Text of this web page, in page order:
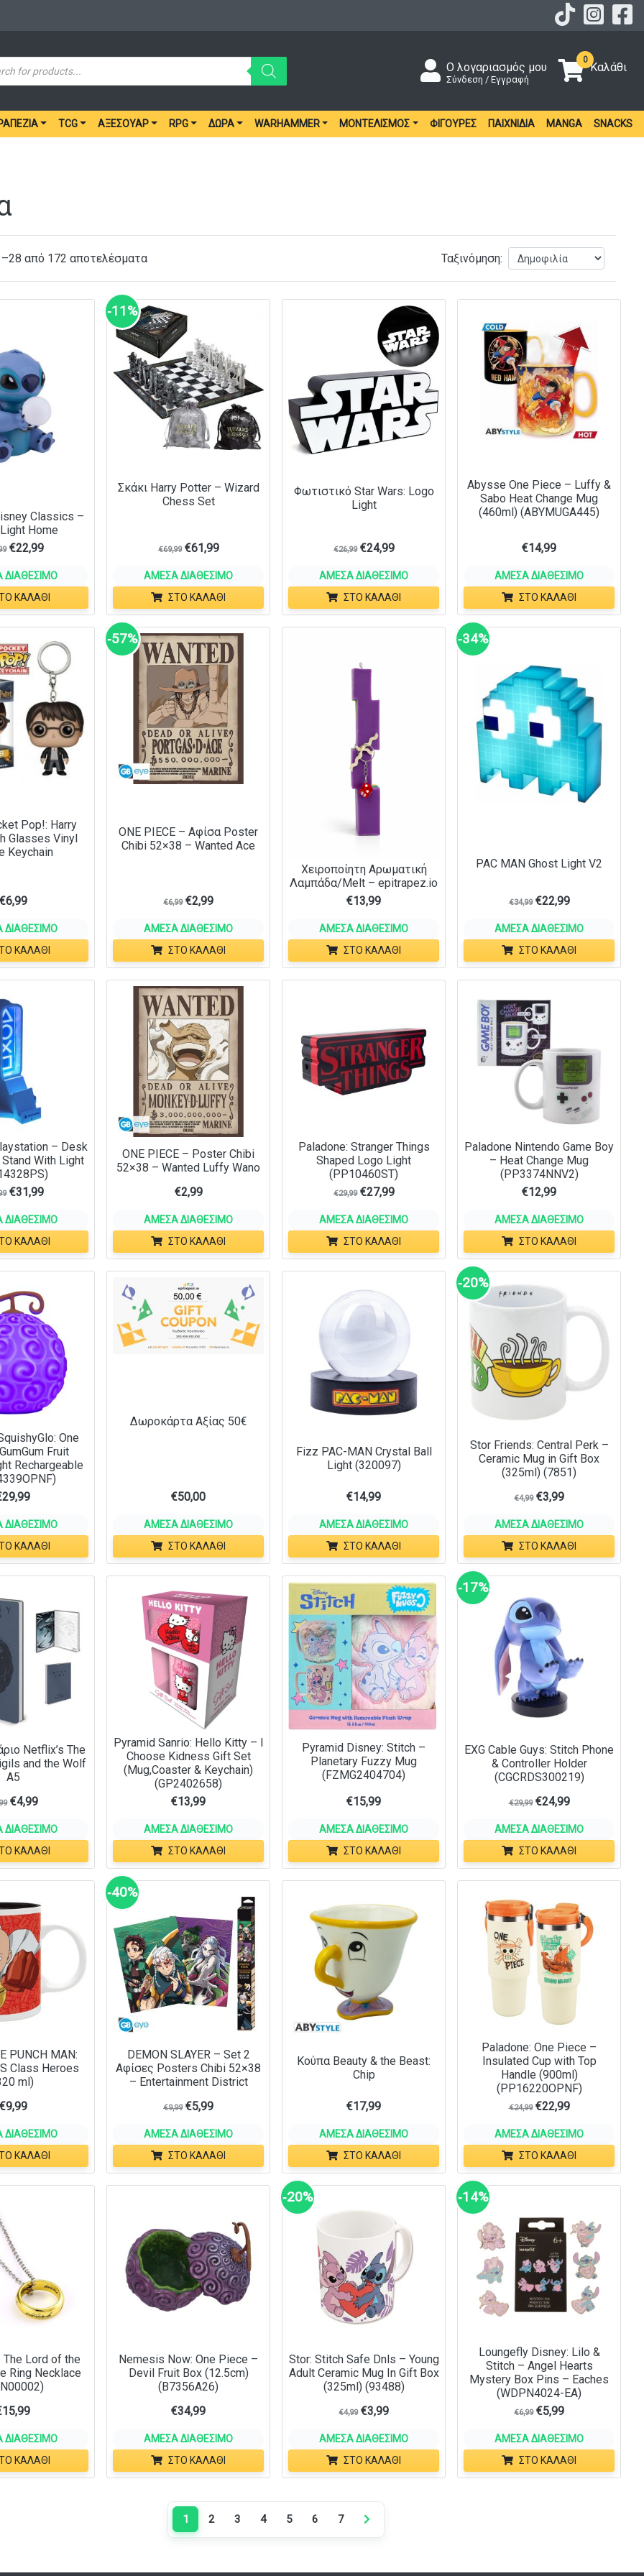
Ο λογαριασμός μου
Σύνδεση / Εγγραφή
0
Καλάθι
TCG ΑΞΕΣΟΥΆΡ RPG ΔΏΡΑ WARHAMMER ΜΟΝΤΕΛΙΣΜΌΣ ΦΙΓΟΎΡΕΣ ΠΑΙΧΝΊΔΙΑ MANGA SNACKS
από 172 αποτελέσματα Ταξινόμηση:
Classics –
Home
€22,99
ΚΑΛΆΘΙ
‑11%
Σκάκι Harry Potter – Wizard
Chess Set
€69,99 €61,99
ΆΜΕΣΑ ΔΙΑΘΈΣΙΜΟ
ΣΤΟ ΚΑΛΆΘΙ
Φωτιστικό Star Wars: Logo
Light
€26,99 €24,99
ΆΜΕΣΑ ΔΙΑΘΈΣΙΜΟ
ΣΤΟ ΚΑΛΆΘΙ
Abysse One Piece – Luffy &
Sabo Heat Change Mug
(460ml) (ABYMUGA445)
€14,99
ΆΜΕΣΑ ΔΙΑΘΈΣΙΜΟ
ΣΤΟ ΚΑΛΆΘΙ
Pop!: Harry
Glasses Vinyl
Keychain
€6,99
ΚΑΛΆΘΙ
‑57%
ONE PIECE – Αφίσα Poster
Chibi 52×38 – Wanted Ace
€6,99 €2,99
ΆΜΕΣΑ ΔΙΑΘΈΣΙΜΟ
ΣΤΟ ΚΑΛΆΘΙ
Χειροποίητη Αρωματική
Λαμπάδα/Melt – epitrapez.io
€13,99
ΆΜΕΣΑ ΔΙΑΘΈΣΙΜΟ
ΣΤΟ ΚΑΛΆΘΙ
‑34%
PAC MAN Ghost Light V2
€34,99 €22,99
ΆΜΕΣΑ ΔΙΑΘΈΣΙΜΟ
ΣΤΟ ΚΑΛΆΘΙ
– Desk
With Light
€31,99
ΚΑΛΆΘΙ
ONE PIECE – Poster Chibi
52×38 – Wanted Luffy Wano
€2,99
ΆΜΕΣΑ ΔΙΑΘΈΣΙΜΟ
ΣΤΟ ΚΑΛΆΘΙ
Paladone: Stranger Things
Shaped Logo Light
(PP10460ST)
€29,99 €27,99
ΆΜΕΣΑ ΔΙΑΘΈΣΙΜΟ
ΣΤΟ ΚΑΛΆΘΙ
Paladone Nintendo Game Boy
– Heat Change Mug
(PP3374NNV2)
€12,99
ΆΜΕΣΑ ΔΙΑΘΈΣΙΜΟ
ΣΤΟ ΚΑΛΆΘΙ
One
Fruit
Rechargeable
29,99
ΚΑΛΆΘΙ
Δωροκάρτα Αξίας 50€
€50,00
ΆΜΕΣΑ ΔΙΑΘΈΣΙΜΟ
ΣΤΟ ΚΑΛΆΘΙ
Fizz PAC-MAN Crystal Ball
Light (320097)
€14,99
ΆΜΕΣΑ ΔΙΑΘΈΣΙΜΟ
ΣΤΟ ΚΑΛΆΘΙ
‑20%
Stor Friends: Central Perk –
Ceramic Mug in Gift Box
(325ml) (7851)
€4,99 €3,99
ΆΜΕΣΑ ΔΙΑΘΈΣΙΜΟ
ΣΤΟ ΚΑΛΆΘΙ
Netflix’s The
and the Wolf
A5
€4,99
ΚΑΛΆΘΙ
Pyramid Sanrio: Hello Kitty – I
Choose Kidness Gift Set
(Mug,Coaster & Keychain)
(GP2402658)
€13,99
ΆΜΕΣΑ ΔΙΑΘΈΣΙΜΟ
ΣΤΟ ΚΑΛΆΘΙ
Pyramid Disney: Stitch –
Planetary Fuzzy Mug
(FZMG2404704)
€15,99
ΆΜΕΣΑ ΔΙΑΘΈΣΙΜΟ
ΣΤΟ ΚΑΛΆΘΙ
‑17%
EXG Cable Guys: Stitch Phone
& Controller Holder
(CGCRDS300219)
€29,99 €24,99
ΆΜΕΣΑ ΔΙΑΘΈΣΙΜΟ
ΣΤΟ ΚΑΛΆΘΙ
PUNCH MAN:
Class Heroes
ml)
€9,99
ΚΑΛΆΘΙ
‑40%
DEMON SLAYER – Set 2
Αφίσες Posters Chibi 52×38
– Entertainment District
€9,99 €5,99
ΆΜΕΣΑ ΔΙΑΘΈΣΙΜΟ
ΣΤΟ ΚΑΛΆΘΙ
Κούπα Beauty & the Beast:
Chip
€17,99
ΆΜΕΣΑ ΔΙΑΘΈΣΙΜΟ
ΣΤΟ ΚΑΛΆΘΙ
Paladone: One Piece –
Insulated Cup with Top
Handle (900ml)
(PP16220OPNF)
€24,99 €22,99
ΆΜΕΣΑ ΔΙΑΘΈΣΙΜΟ
ΣΤΟ ΚΑΛΆΘΙ
The Lord of the
Ring Necklace
15,99
ΚΑΛΆΘΙ
Nemesis Now: One Piece –
Devil Fruit Box (12.5cm)
(B7356A26)
€34,99
ΆΜΕΣΑ ΔΙΑΘΈΣΙΜΟ
ΣΤΟ ΚΑΛΆΘΙ
‑20%
Stor: Stitch Safe Dnls – Young
Adult Ceramic Mug In Gift Box
(325ml) (93488)
€4,99 €3,99
ΆΜΕΣΑ ΔΙΑΘΈΣΙΜΟ
ΣΤΟ ΚΑΛΆΘΙ
‑14%
Loungefly Disney: Lilo &
Stitch – Angel Hearts
Mystery Box Pins – Eaches
(WDPN4024-EA)
€6,99 €5,99
ΆΜΕΣΑ ΔΙΑΘΈΣΙΜΟ
ΣΤΟ ΚΑΛΆΘΙ
1 2 3 4 5 6 7 Next page